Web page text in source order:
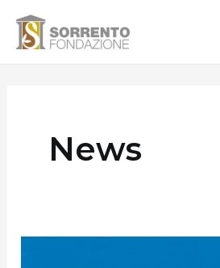
News
Paginazione
articoli